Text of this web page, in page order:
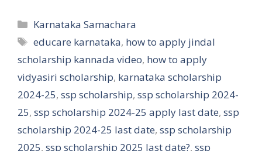
Categories
Karnataka Samachara
Tags
educare karnataka, how to apply jindal
scholarship kannada video, how to apply
vidyasiri scholarship, karnataka scholarship
2024-25, ssp scholarship, ssp scholarship 2024-
25, ssp scholarship 2024-25 apply last date, ssp
scholarship 2024-25 last date, ssp scholarship
2025, ssp scholarship 2025 last date?, ssp